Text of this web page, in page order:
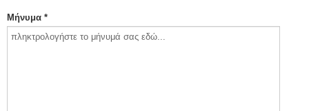
Μήνυμα *